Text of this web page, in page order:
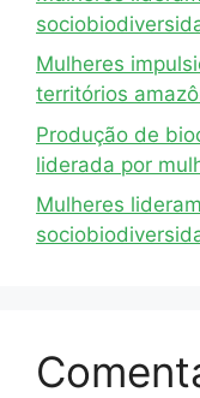
Mulheres
territórios
Produção de
liderada por
Mulheres